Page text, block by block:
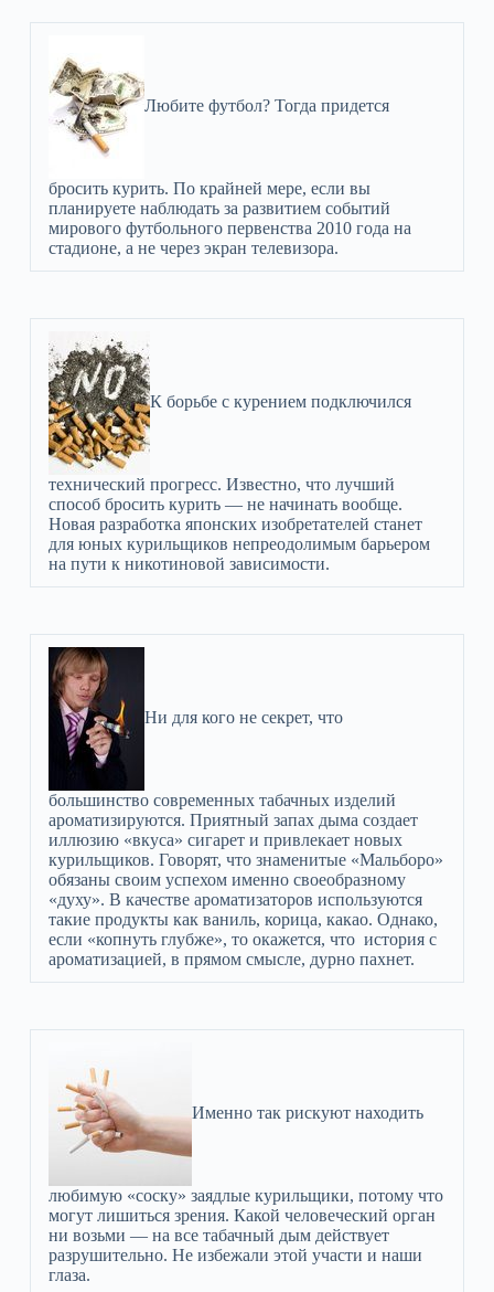
Любите футбол? Тогда придется
бросить курить. По крайней мере, если вы
планируете наблюдать за развитием событий
мирового футбольного первенства 2010 года на
стадионе, а не через экран телевизора.
К борьбе с курением подключился
технический прогресс. Известно, что лучший
способ бросить курить — не начинать вообще.
Новая разработка японских изобретателей станет
для юных курильщиков непреодолимым барьером
на пути к никотиновой зависимости.
Ни для кого не секрет, что
большинство современных табачных изделий
ароматизируются. Приятный запах дыма создает
иллюзию «вкуса» сигарет и привлекает новых
курильщиков. Говорят, что знаменитые «Мальборо»
обязаны своим успехом именно своеобразному
«духу». В качестве ароматизаторов используются
такие продукты как ваниль, корица, какао. Однако,
если «копнуть глубже», то окажется, что история с
ароматизацией, в прямом смысле, дурно пахнет.
Именно так рискуют находить
любимую «соску» заядлые курильщики, потому что
могут лишиться зрения. Какой человеческий орган
ни возьми — на все табачный дым действует
разрушительно. Не избежали этой участи и наши
глаза.